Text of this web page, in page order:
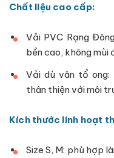
Chất liệu cao cấp:
Vải PVC Rạng
bền cao, không mùi
Vải dù vân tổ ong:
thân thiện với môi
Kích thước linh hoạt
Size S, M: phù hợp